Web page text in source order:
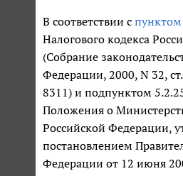
В соответствии с пунктом
Налогового кодекса
(Собрание
Федерации, 2000, N 32,
8311) и подпунктом
Положения о
Российской Федерации,
постановлением
Федерации от 12 июня